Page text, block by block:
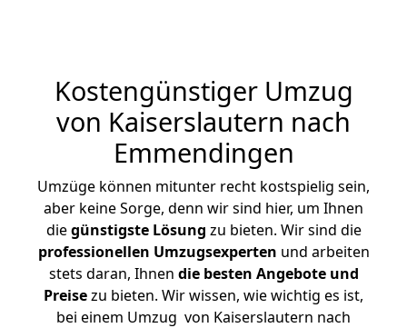
Kostengünstiger Umzug
von Kaiserslautern nach
Emmendingen
Umzüge können mitunter recht kostspielig sein,
aber keine Sorge, denn wir sind hier, um Ihnen
diegünstigste Lösung zu bieten. Wir sind die
professionellen Umzugsexperten und arbeiten
stets daran, Ihnen die besten Angebote und
Preisezu bieten. Wir wissen, wie wichtig es ist,
bei einem Umzug von Kaiserslautern nach